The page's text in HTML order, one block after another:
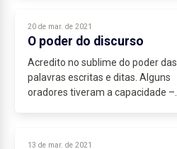
20 de mar. de 2021
O poder do discurso
Acredito no sublime do poder das
palavras escritas e ditas. Alguns
oradores tiveram a capacidade –
13 de mar. de 2021